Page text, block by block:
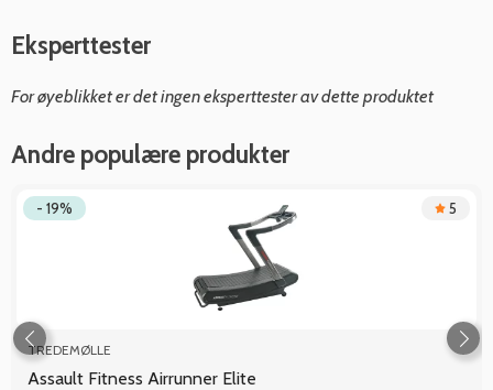
Eksperttester
For øyeblikket er det ingen eksperttester av dette produktet
Andre populære produkter
- 19% 5
TREDEMØLLE
Assault Fitness Airrunner Elite